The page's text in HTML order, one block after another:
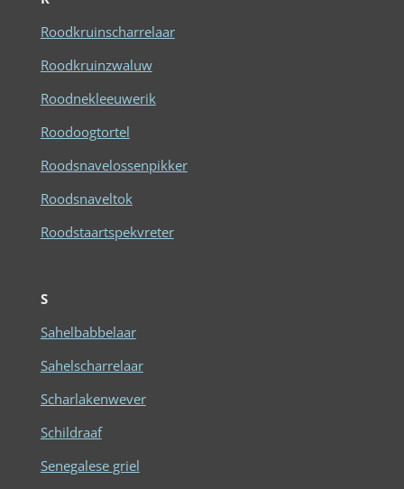
Roodkruinscharrelaar
Roodkruinzwaluw
Roodnekleeuwerik
Roodoogtortel
Roodsnavelossenpikker
Roodsnaveltok
Roodstaartspekvreter
S
Sahelbabbelaar
Sahelscharrelaar
Scharlakenwever
Schildraaf
Senegalese griel